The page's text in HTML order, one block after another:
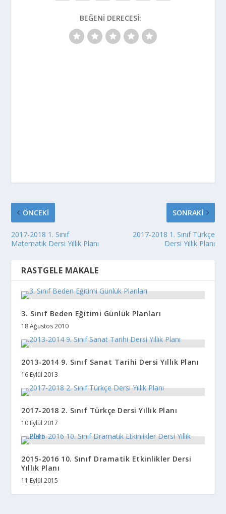
BEĞENI DERECESI:
ÖNCEKI
2017-2018 1. Sınıf
Matematik Dersi Yıllık Planı
SONRAKI
2017-2018 1. Sınıf Türkçe
Dersi Yıllık Planı
RASTGELE MAKALE
3. Sınıf Beden Eğitimi Günlük Planları
18 Ağustos 2010
2013-2014 9. Sınıf Sanat Tarihi Dersi Yıllık Planı
16 Eylül 2013
2017-2018 2. Sınıf Türkçe Dersi Yıllık Planı
10 Eylül 2017
2015-2016 10. Sınıf Dramatik Etkinlikler Dersi
Yıllık Planı
11 Eylül 2015